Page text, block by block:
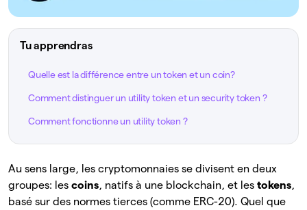
Tu apprendras
Quelle est la différence entre un token et un coin?
Comment distinguer un utility token et un security token ?
Comment fonctionne un utility token ?
Au sens large, les cryptomonnaies se divisent en deux
groupes: les coins, natifs à une blockchain, et les tokens,
basé sur des normes tierces (comme ERC-20). Quel que